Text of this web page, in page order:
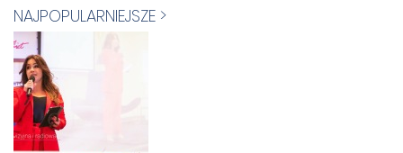
NAJPOPULARNIEJSZE >